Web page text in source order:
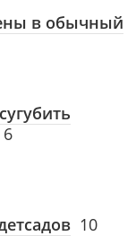
в обычный
6
10